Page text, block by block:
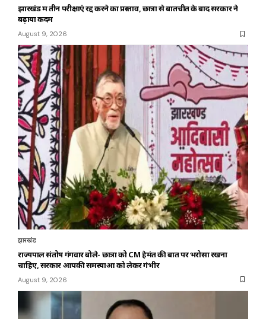
झारखंड में तीन परीक्षाएं रद्द करने का प्रस्ताव, छात्रों से बातचीत के बाद सरकार ने
बढ़ाया कदम
August 9, 2026
झारखंड
राज्यपाल संतोष गंगवार बोले- छात्रों को CM हेमंत की बात पर भरोसा रखना
चाहिए, सरकार आपकी समस्याओं को लेकर गंभीर
August 9, 2026